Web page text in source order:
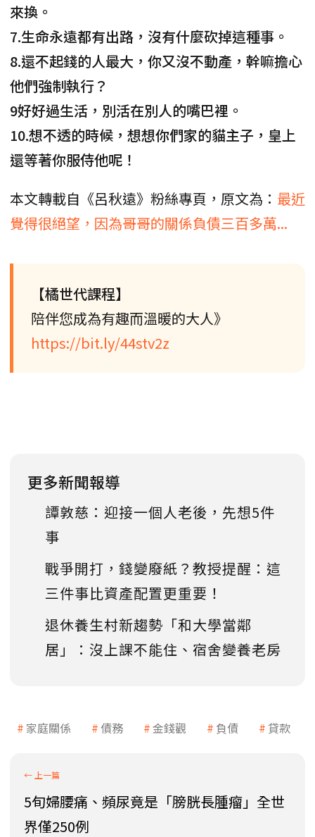
來換。
7.生命永遠都有出路，沒有什麼砍掉這種事。
8.還不起錢的人最大，你又沒不動產，幹嘛擔心
他們強制執行？
9好好過生活，別活在別人的嘴巴裡。
10.想不透的時候，想想你們家的貓主子，皇上
還等著你服侍他呢！
本文轉載自《呂秋遠》粉絲專頁，原文為： 最近
覺得很絕望，因為哥哥的關係負債三百多萬...
【橘世代課程】
陪伴您成為有趣而溫暖的大人》
https://bit.ly/44stv2z
更多新聞報導
譚敦慈：迎接一個人老後，先想5件
事
戰爭開打，錢變廢紙？教授提醒：這
三件事比資產配置更重要！
退休養生村新趨勢「和大學當鄰
居」：沒上課不能住、宿舍變養老房
家庭關係 債務 金錢觀 負債 貸款
5旬婦腰痛、頻尿竟是「膀胱長腫瘤」全世
界僅250例